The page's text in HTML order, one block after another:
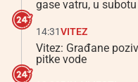
gase vatru, u
14:31VITEZ
Vitez: Građane
pitke vode